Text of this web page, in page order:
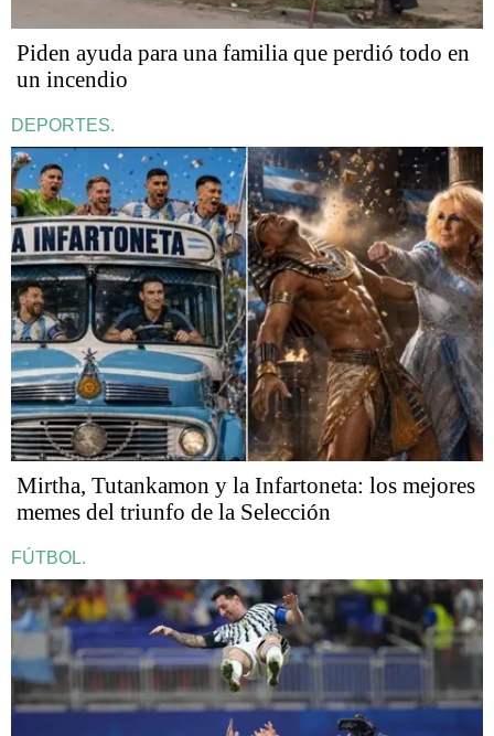
Piden ayuda para una familia que perdió todo en
un incendio
DEPORTES.
Mirtha, Tutankamon y la Infartoneta: los mejores
memes del triunfo de la Selección
FÚTBOL.